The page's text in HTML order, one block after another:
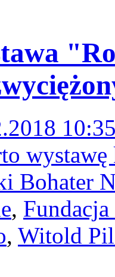
10:35
Bohater
,
, Witold